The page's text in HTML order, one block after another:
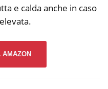
e calda anche in caso
AMAZON